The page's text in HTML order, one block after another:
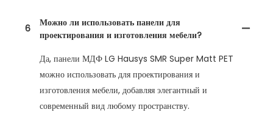
6
Можно ли использовать панели для
проектирования и изготовления мебели?
Да, панели МДФ LG Hausys SMR Super Matt PET
можно использовать для проектирования и
изготовления мебели, добавляя элегантный и
современный вид любому пространству.